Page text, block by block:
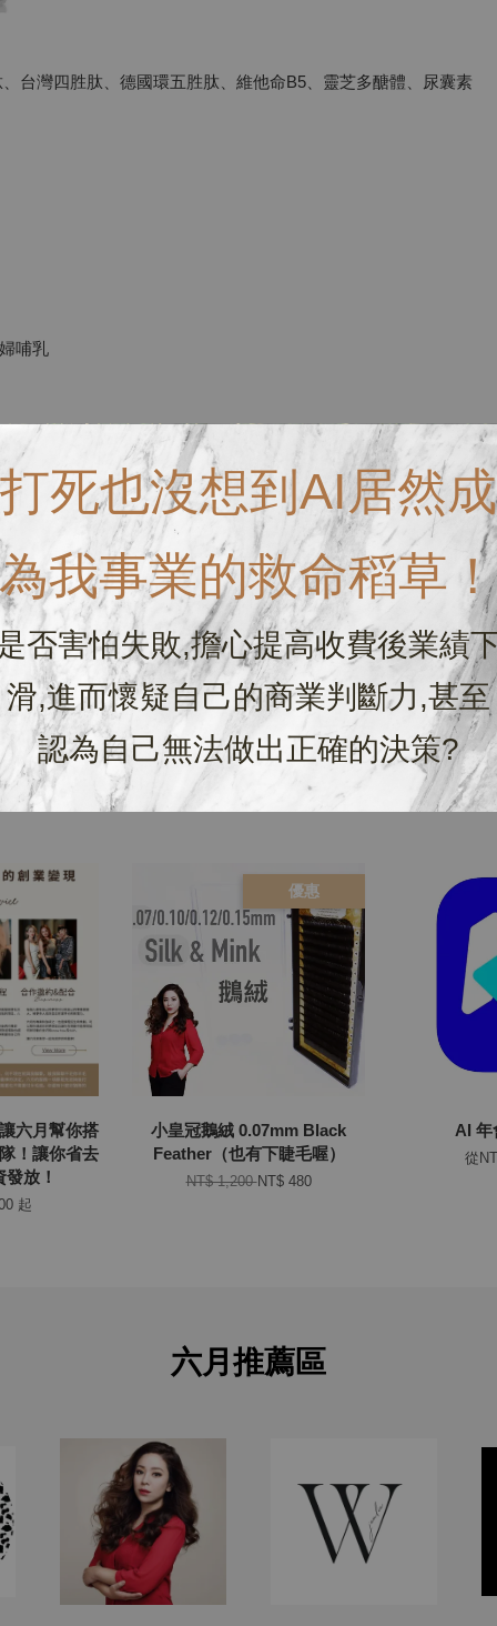
打死也沒想到AI居然成
為我事業的救命稻草！
否害怕失敗,擔心提高收費後業績
滑,進而懷疑自己的商業判斷力,甚至
認為自己無法做出正確的決策?
台灣四胜肽、德國環五胜肽、維他命B5、靈芝多醣體、尿囊素
哺乳
六月幫你搭
！讓你省去
放！
起
優惠
小皇冠鵝絨 0.07mm Black
Feather（也有下睫毛喔）
NT$ 1,200NT$ 480
AI 年
從
六月推薦區